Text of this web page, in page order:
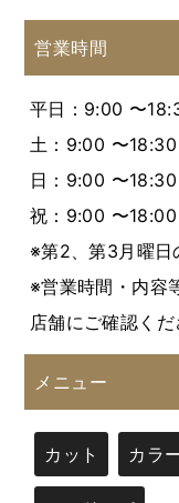
営業時間
平日：9:00 〜
土：9:00 〜18:30
日：9:00 〜18:30
祝：9:00 〜18:00
※第2、第3月曜日
※営業時間・内容
店舗にご確認くだ
メニュー
カット カラ